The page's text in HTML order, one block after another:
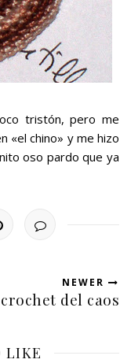
tristón, pero me
«el chino» y me hizo
oso pardo que ya
NEWER
del caos
LIKE